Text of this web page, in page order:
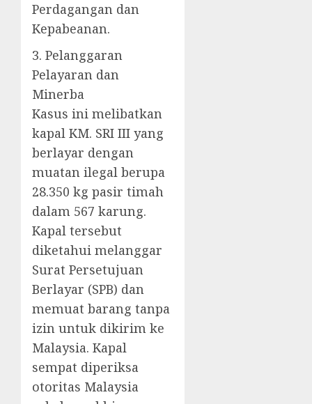
Perdagangan dan
Kepabeanan.
3. Pelanggaran
Pelayaran dan
Minerba
Kasus ini melibatkan
kapal KM. SRI III yang
berlayar dengan
muatan ilegal berupa
28.350 kg pasir timah
dalam 567 karung.
Kapal tersebut
diketahui melanggar
Surat Persetujuan
Berlayar (SPB) dan
memuat barang tanpa
izin untuk dikirim ke
Malaysia. Kapal
sempat diperiksa
otoritas Malaysia